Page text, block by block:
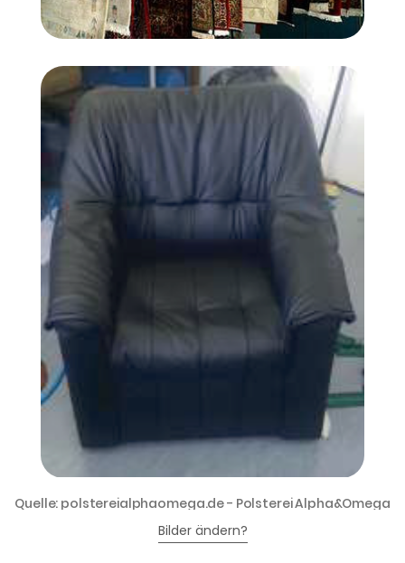
Quelle: polstereialphaomega.de - Polsterei Alpha&Omega
Bilder ändern?